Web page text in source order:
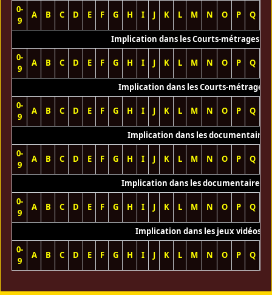
0-
9
A B C D E F G H I J K L M N O P Q
Implication dans les Courts-métrages
0-
9
A B C D E F G H I J K L M N O P Q
Implication dans les Courts-métrages
0-
9
A B C D E F G H I J K L M N O P Q
Implication dans les documentaires
0-
9
A B C D E F G H I J K L M N O P Q
Implication dans les documentaires
0-
9
A B C D E F G H I J K L M N O P Q
Implication dans les jeux vidéos
0-
9
A B C D E F G H I J K L M N O P Q